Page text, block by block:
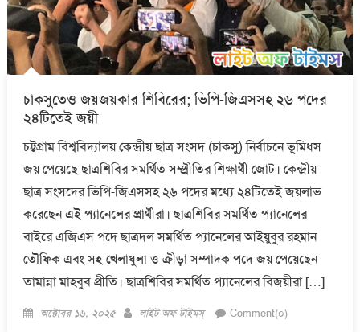
চাকসুতেও জয়জয়কার শিবিরের; ভিপি-জিএসসহ ২৬ পদের
২৪টিতেই জয়ী
চট্টগ্রাম বিশ্ববিদ্যালয় কেন্দ্রীয় ছাত্র সংসদ (চাকসু) নির্বাচনে ভূমিধস
জয় পেয়েছে ছাত্রশিবির সমর্থিত সম্প্রীতির শিক্ষার্থী জোট। কেন্দ্রীয়
ছাত্র সংসদের ভিপি-জিএসসহ ২৬ পদের মধ্যে ২৪টিতেই জয়লাভ
করেছেন এই প্যানেলের প্রার্থীরা। ছাত্রশিবির সমর্থিত প্যানেলের
বাইরে এজিএস পদে ছাত্রদল সমর্থিত প্যানেলের আইয়ুবুর রহমান
তৌফিক এবং সহ-খেলাধুলা ও ক্রীড়া সম্পাদক পদে জয় পেয়েছেন
তামান্না মাহবুব প্রীতি। ছাত্রশিবির সমর্থিত প্যানেলের বিজয়ীরা […]
Posted
অক্টোবর ১৬, ২০২৫ Author
লাইট অফ টাইমস্ Comment(০)